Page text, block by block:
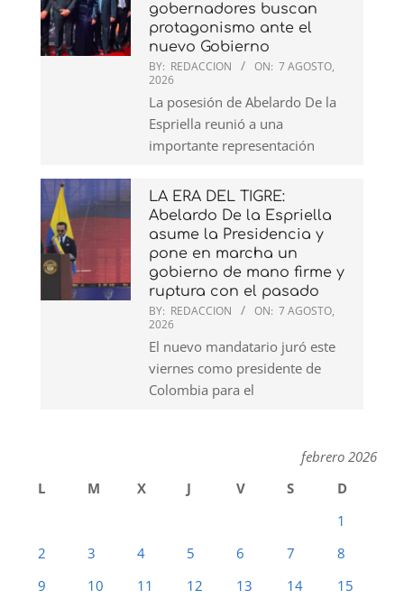
gobernadores buscan
protagonismo ante el
nuevo Gobierno
BY: REDACCION ON: 7 AGOSTO,
2026
La posesión de Abelardo De la
Espriella reunió a una
importante representación
LA ERA DEL TIGRE:
Abelardo De la Espriella
asume la Presidencia y
pone en marcha un
gobierno de mano firme y
ruptura con el pasado
BY: REDACCION ON: 7 AGOSTO,
2026
El nuevo mandatario juró este
viernes como presidente de
Colombia para el
febrero 2026
L
M X J V S
D
1
2
3 4 5 6 7
8
9
10 11 12 13 14
15